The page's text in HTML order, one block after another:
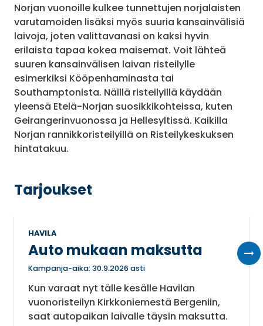
Norjan vuonoille kulkee tunnettujen norjalaisten
varutamoiden lisäksi myös suuria kansainvälisiä
laivoja, joten valittavanasi on kaksi hyvin
erilaista tapaa kokea maisemat. Voit lähteä
suuren kansainvälisen laivan risteilylle
esimerkiksi Kööpenhaminasta tai
Southamptonista. Näillä risteilyillä käydään
yleensä Etelä-Norjan suosikkikohteissa, kuten
Geirangerinvuonossa ja Hellesyltissä. Kaikilla
Norjan rannikkoristeilyillä on Risteilykeskuksen
hintatakuu.
Tarjoukset
HAVILA
Auto mukaan maksutta
Kampanja-aika: 30.9.2026 asti
Kun varaat nyt tälle kesälle Havilan
vuonoristeilyn Kirkkoniemestä Bergeniin,
saat autopaikan laivalle täysin maksutta.